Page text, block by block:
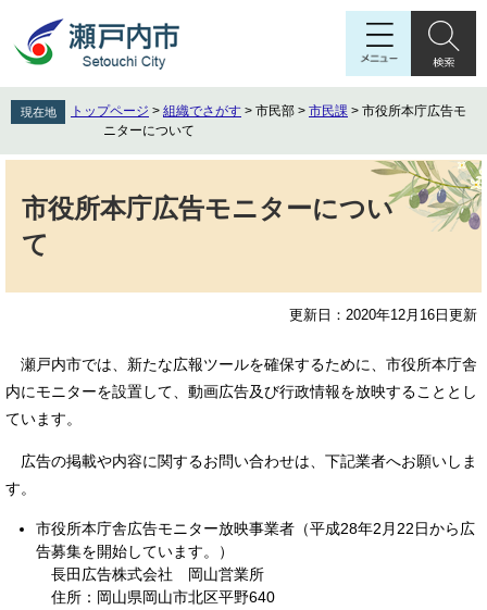
先
頭
を
飛
現在地 トップページ > 組織でさがす > 市民部 > 市民課 > 市役所本庁広告モ
ニターについて
市役所本庁広告モニターについ
て
更新日：2020年12月16日更新
瀬戸内市では、新たな広報ツールを確保するために、市役所本庁舎
内にモニターを設置して、動画広告及び行政情報を放映することとし
ています。
広告の掲載や内容に関するお問い合わせは、下記業者へお願いしま
す。
市役所本庁舎広告モニター放映事業者（平成28年2月22日から広
告募集を開始しています。）
長田広告株式会社 岡山営業所
住所：岡山県岡山市北区平野640